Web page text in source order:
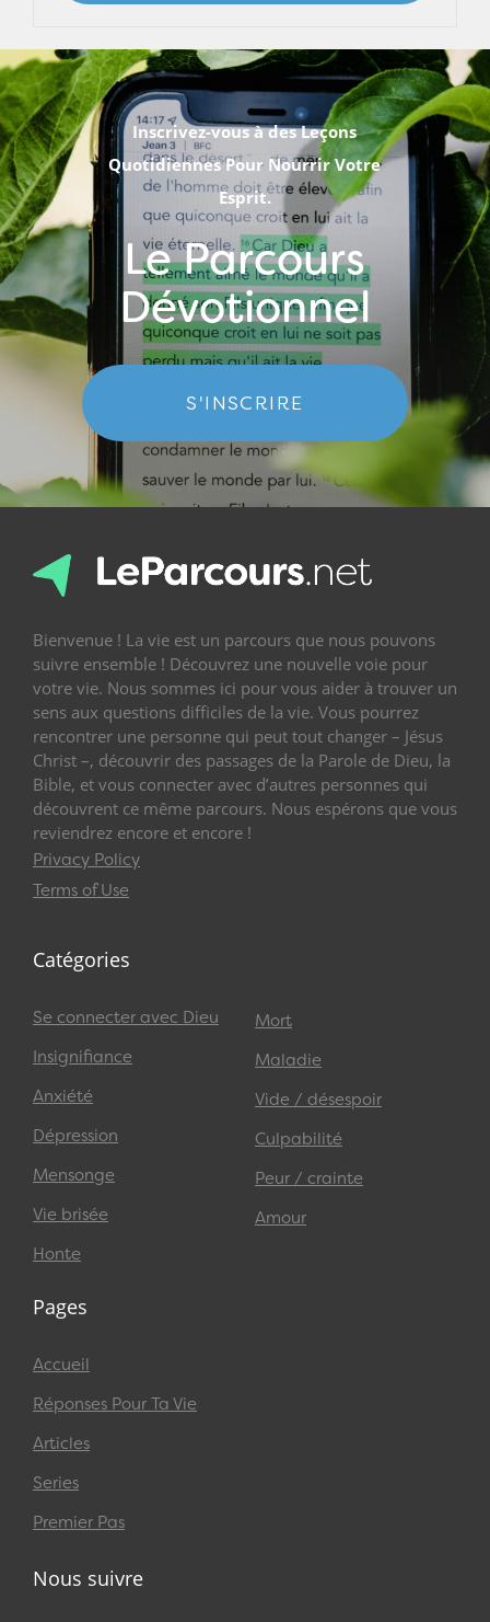
Inscrivez-vous à des Leçons
Quotidiennes Pour Nourrir Votre
Esprit.
Le Parcours
Dévotionnel
S'INSCRIRE
Bienvenue ! La vie est un parcours que nous pouvons
suivre ensemble ! Découvrez une nouvelle voie pour
votre vie. Nous sommes ici pour vous aider à trouver un
sens aux questions difficiles de la vie. Vous pourrez
rencontrer une personne qui peut tout changer – Jésus
Christ –, découvrir des passages de la Parole de Dieu, la
Bible, et vous connecter avec d’autres personnes qui
découvrent ce même parcours. Nous espérons que vous
reviendrez encore et encore !
Privacy Policy
Terms of Use
Catégories
Se connecter avec Dieu
Insignifiance
Anxiété
Dépression
Mensonge
Vie brisée
Honte
Mort
Maladie
Vide / désespoir
Culpabilité
Peur / crainte
Amour
Pages
Accueil
Réponses Pour Ta Vie
Articles
Series
Premier Pas
Nous suivre